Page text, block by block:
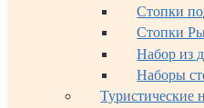
Стопки
Стопки
Набор из
Наборы
Туристические